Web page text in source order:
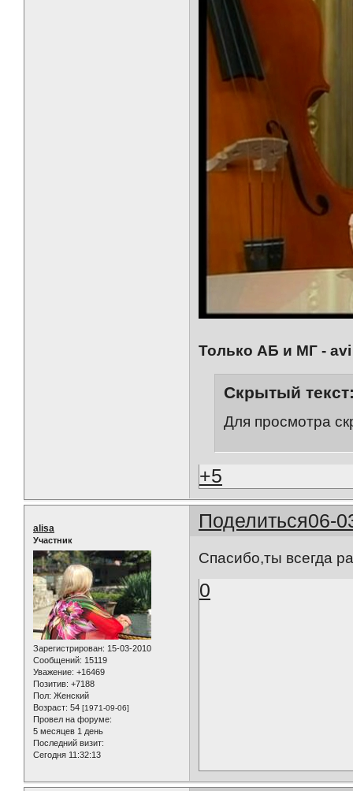
Только АБ и МГ -
Скрытый
Для просмотра
+5
Поделиться06-
alisa
Участник
Зарегистрирован: 15-03-2010
Сообщений: 15119
Уважение: +16469
Позитив: +7188
Пол: Женский
Возраст: 54 [1971-09-06]
Провел на форуме:
5 месяцев 1 день
Последний визит:
Сегодня 11:32:13
Спасибо,ты всегда
0